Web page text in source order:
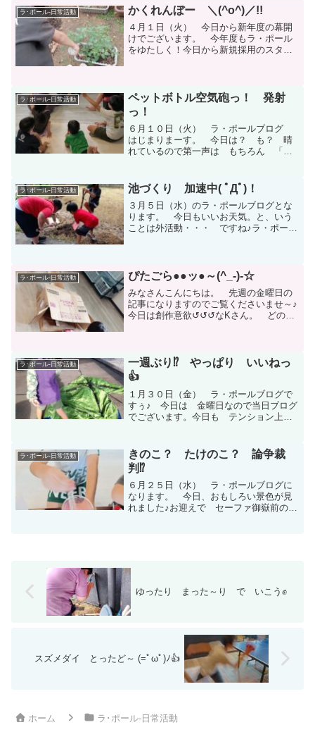
ラ･ポール-日常活動 かくれんぼー ＼(^o^)／!!
４月１日（火） 今日から新年度の幕開
けでございます。 今年度もラ・ポール
をゆたしく！今日から新規採用のスタッ
ということ...
ラ･ポール-日常活動
ペットボトル空気砲っ！ 発射
っ！
６月１０日（火） ラ・ポールブログ
はじまりまーす。 今日は？ も？ 晴
れているので第一声は もちろん 「
て お話しが ありまーす。 というこ
とで みなさん 一旦、集合...
ラ･ポール-日常活動 池づくり 加速中( ﾟДﾟ)！
３月５日（水）のラ・ポールブログとな
ります。 今日もいいお天気。と、いう
ことは外活動・・・ ですね♪ラ・ポール
た。ストーーップ！ 池...
ラ･ポール-日常活動 ぴたごら●●ッ●～(^_-)-☆
みなさんこんにちは。 先週の金曜日の
記事になりますのでご覧くださいませ～♪
今日は創作意欲↺↺↺なKさん。 どの材
ごいでしょ...
ラ･ポール-日常活動
一週ぶり⁉ やっぱり いいねっ
👍
１月３０日（金） ラ・ポールブログで
すぅ♪ 今日は 金曜日なので当日ブログ
でございます。今日も テンション上げ
を 立てた 流れで～ 「 たき火
Dayっ！ ...
ラ･ポール-日常活動
きのこ？ たけのこ？ 論争裁
判⁉
６月２５日（水） ラ・ポールブログに
なります。 今日、おもしろい景色が見
れました♪お迎えで セーファ御嶽前の坂
ゆったり まった～り で いこう✊
スズメダイ とったど～ (=ﾟωﾟ)ﾉ👍
ホーム ラ･ポール-日常活動